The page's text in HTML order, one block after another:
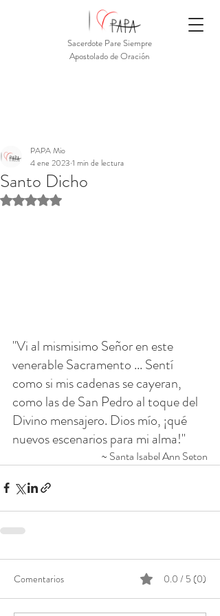
Sacerdote Pare Siempre
Apostolado de Oración
Santo Dicho
PAPA Mio
4 ene 2023 1 min de lectura
Obtuvo NaN de 5 estrellas.
"Vi al mismisimo Señor en este
venerable Sacramento ... Sentí
como si mis cadenas se cayeran,
como las de San Pedro al toque del
Divino mensajero. Dios mío, ¡qué
nuevos escenarios para mi alma!"
~ Santa Isabel Ann Seton
Comentarios 0.0 / 5 (0)